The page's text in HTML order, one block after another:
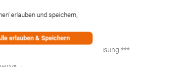
1-2 Wochen²
MwSt.,zzgl.Versandkosten
bei Vorkasse per Banküberweisung ***
1
erlauben und speichern,
erlauben & Speichern